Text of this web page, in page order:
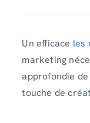
Un efficace les
marketing
approfondie
touche de